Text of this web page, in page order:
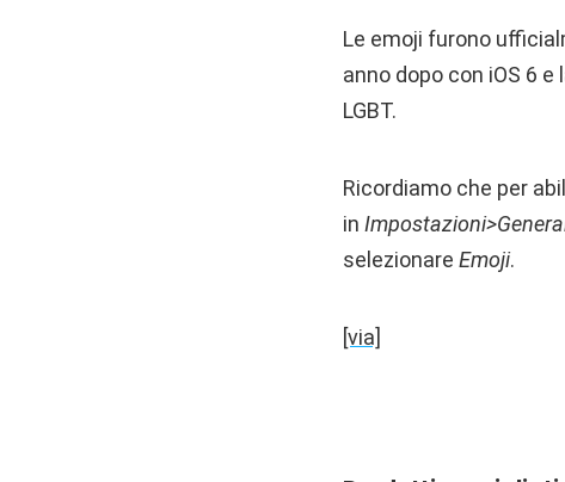
Le emoji furono
anno dopo con iOS 6
LGBT.
Ricordiamo che per
in
selezionare Emoji.
[via]